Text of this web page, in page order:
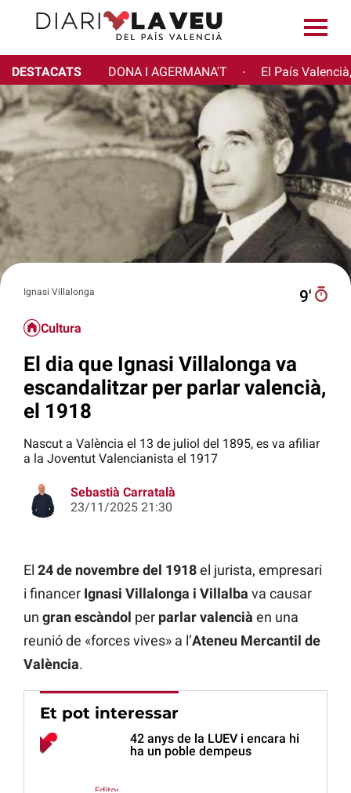
DESTACATS DONA I AGERMANA'T · El País
Ignasi Villalonga 9′
Cultura
El dia que Ignasi Villalonga va
escandalitzar per parlar valencià,
el 1918
Nascut a València el 13 de juliol del 1895, es va afiliar
a la Joventut Valencianista el 1917
Sebastià Carratalà
23/11/2025 21:30
El 24 de novembre del 1918el jurista, empresari
i financer Ignasi Villalonga i Villalba va causar
un gran escàndol per parlar valencià en una
reunió de «forces vives» a l’Ateneu Mercantil de
València.
Et pot interessar
42 anys de la LUEV i encara hi
ha un poble dempeus